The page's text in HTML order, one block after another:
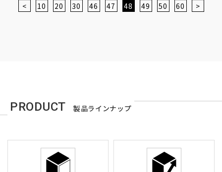
< 10 20 30 46 47 48 49 50 60 >
PRODUCT 製品ラインナップ